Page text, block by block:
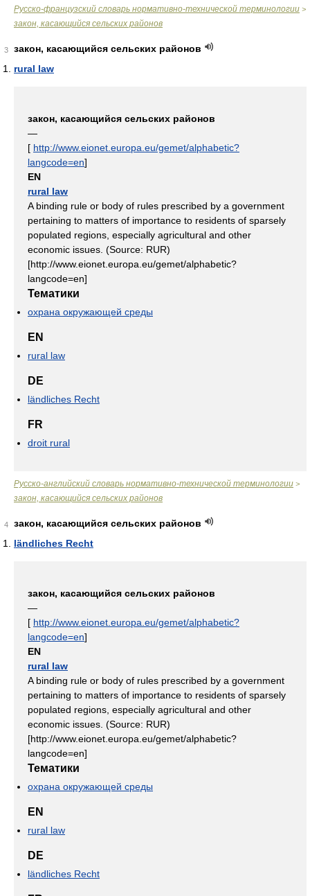
Русско-французский словарь нормативно-технической терминологии >
закон, касающийся сельских районов
3
закон, касающийся сельских районов
rural law
закон, касающийся сельских районов
—
[ http://www.eionet.europa.eu/gemet/alphabetic?
langcode=en]
EN
rural law
A binding rule or body of rules prescribed by a government
pertaining to matters of importance to residents of sparsely
populated regions, especially agricultural and other
economic issues. (Source: RUR)
[http://www.eionet.europa.eu/gemet/alphabetic?
langcode=en]
Тематики
охрана окружающей среды
EN
rural law
DE
ländliches Recht
FR
droit rural
Русско-английский словарь нормативно-технической терминологии >
закон, касающийся сельских районов
4
закон, касающийся сельских районов
ländliches Recht
закон, касающийся сельских районов
—
[ http://www.eionet.europa.eu/gemet/alphabetic?
langcode=en]
EN
rural law
A binding rule or body of rules prescribed by a government
pertaining to matters of importance to residents of sparsely
populated regions, especially agricultural and other
economic issues. (Source: RUR)
[http://www.eionet.europa.eu/gemet/alphabetic?
langcode=en]
Тематики
охрана окружающей среды
EN
rural law
DE
ländliches Recht